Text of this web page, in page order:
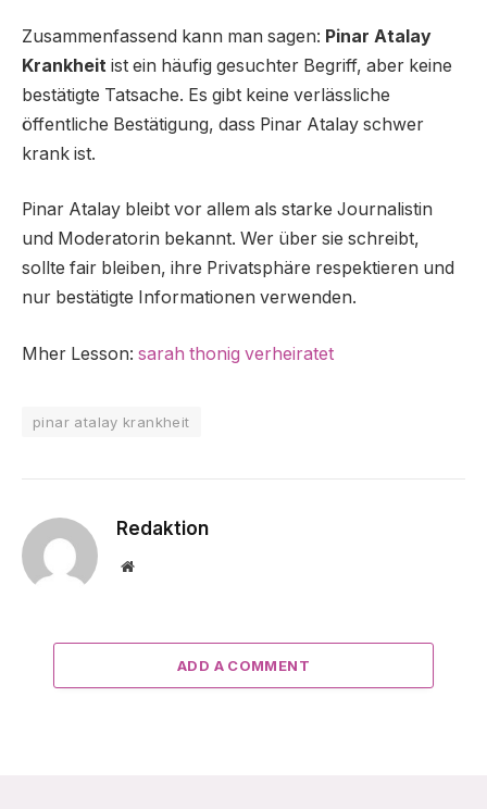
Zusammenfassend kann man sagen: Pinar Atalay
Krankheit ist ein häufig gesuchter Begriff, aber keine
bestätigte Tatsache. Es gibt keine verlässliche
öffentliche Bestätigung, dass Pinar Atalay schwer
krank ist.
Pinar Atalay bleibt vor allem als starke Journalistin
und Moderatorin bekannt. Wer über sie schreibt,
sollte fair bleiben, ihre Privatsphäre respektieren und
nur bestätigte Informationen verwenden.
Mher Lesson: sarah thonig verheiratet
pinar atalay krankheit
Redaktion
Website
ADD A COMMENT